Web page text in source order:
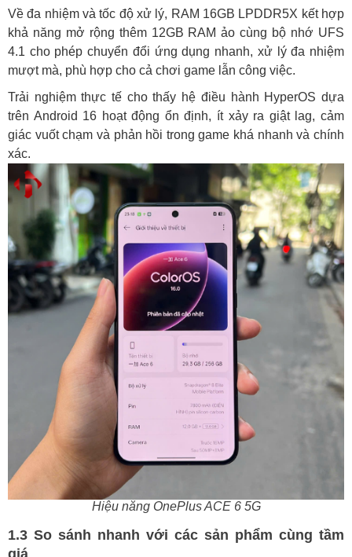
Về đa nhiệm và tốc độ xử lý, RAM 16GB LPDDR5X kết hợp
khả năng mở rộng thêm 12GB RAM ảo cùng bộ nhớ UFS
4.1 cho phép chuyển đổi ứng dụng nhanh, xử lý đa nhiệm
mượt mà, phù hợp cho cả chơi game lẫn công việc.
Trải nghiệm thực tế cho thấy hệ điều hành HyperOS dựa
trên Android 16 hoạt động ổn định, ít xảy ra giật lag, cảm
giác vuốt chạm và phản hồi trong game khá nhanh và chính
xác.
Hiệu năng OnePlus ACE 6 5G
1.3 So sánh nhanh với các sản phẩm cùng tầm
giá